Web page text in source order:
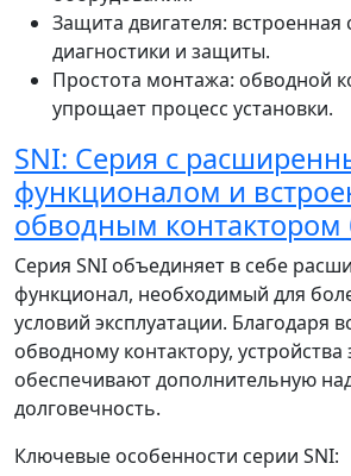
Защита двигателя: встроенная
диагностики и защиты.
Простота монтажа: обводной
упрощает процесс установки.
SNI: Серия с
функционалом и
обводным контактором
Серия SNI объединяет в себе
функционал, необходимый для
условий эксплуатации. Благодаря
обводному контактору, устройства
обеспечивают дополнительную
долговечность.
Ключевые особенности серии SNI: